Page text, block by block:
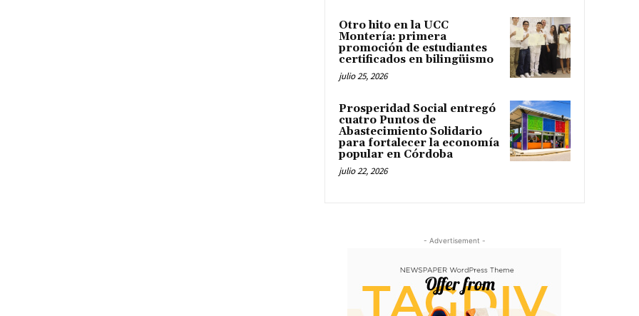
Otro hito en la UCC
Montería: primera
promoción de estudiantes
certificados en bilingüismo
julio 25, 2026
Prosperidad Social entregó
cuatro Puntos de
Abastecimiento Solidario
para fortalecer la economía
popular en Córdoba
julio 22, 2026
- Advertisement -